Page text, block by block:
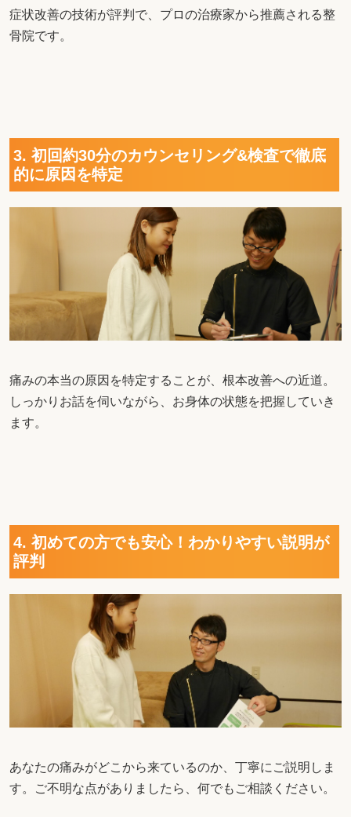
症状改善の技術が評判で、プロの治療家から推薦される整
骨院です。
3. 初回約30分のカウンセリング&検査で徹底
的に原因を特定
痛みの本当の原因を特定することが、根本改善への近道。
しっかりお話を伺いながら、お身体の状態を把握していき
ます。
4. 初めての方でも安心！わかりやすい説明が
評判
あなたの痛みがどこから来ているのか、丁寧にご説明しま
す。ご不明な点がありましたら、何でもご相談ください。